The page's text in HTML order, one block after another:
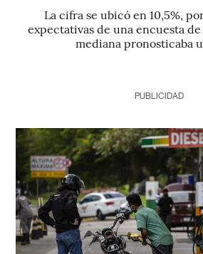
La cifra se ubicó en 10,5%,
expectativas de una encuesta
mediana pronosticaba
PUBLICIDAD